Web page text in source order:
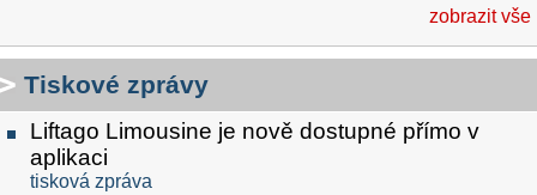
zobrazit vše
Tiskové zprávy
Liftago Limousine je nově dostupné přímo v
aplikaci
tisková zpráva